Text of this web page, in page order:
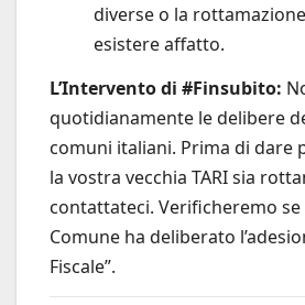
diverse o la
esistere affatto.
L’Intervento di #Finsubito:
quotidianamente le delibere
comuni italiani. Prima di dare
la vostra vecchia TARI sia
contattateci. Verificheremo
Comune ha deliberato
Fiscale”.